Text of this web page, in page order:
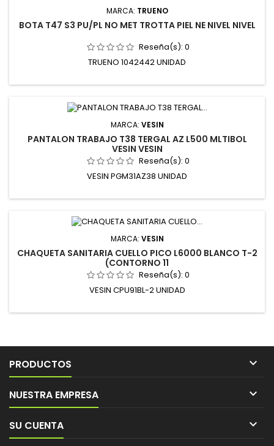
MARCA: TRUENO
BOTA T47 S3 PU/PL NO MET TROTTA PIEL NE NIVEL NIVEL
Reseña(s): 0
TRUENO 1042442 UNIDAD
MARCA: VESIN
PANTALON TRABAJO T38 TERGAL AZ L500 MLTIBOL
VESIN VESIN
Reseña(s): 0
VESIN PGM31AZ38 UNIDAD
MARCA: VESIN
CHAQUETA SANITARIA CUELLO PICO L6000 BLANCO T-2
(CONTORNO 11
Reseña(s): 0
VESIN CPU91BL-2 UNIDAD
PRODUCTOS 
NUESTRA EMPRESA 
SU CUENTA 